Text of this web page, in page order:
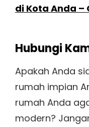
di Kota Anda –
Hubungi
Apakah Anda
rumah impian
rumah Anda
modern?